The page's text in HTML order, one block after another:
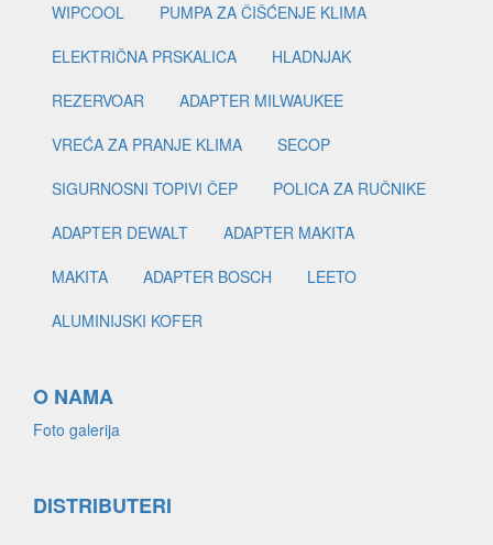
WIPCOOL
PUMPA ZA ČIŠĆENJE KLIMA
ELEKTRIČNA PRSKALICA
HLADNJAK
REZERVOAR
ADAPTER MILWAUKEE
VREĆA ZA PRANJE KLIMA
SECOP
SIGURNOSNI TOPIVI ČEP
POLICA ZA RUČNIKE
ADAPTER DEWALT
ADAPTER MAKITA
MAKITA
ADAPTER BOSCH
LEETO
ALUMINIJSKI KOFER
O NAMA
Foto galerija
DISTRIBUTERI